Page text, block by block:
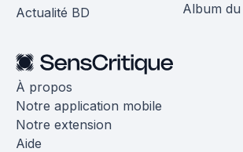
Actualité BD
Album
À propos
Notre application mobile
Notre extension
Aide